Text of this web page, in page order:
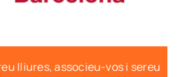
lliures, associeu-vos i sereu